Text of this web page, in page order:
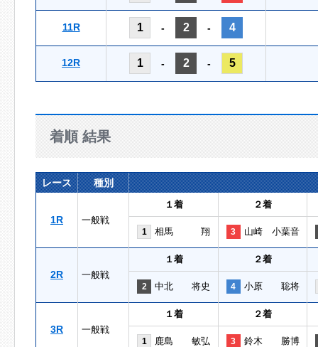
11R 1 - 2 - 4
12R 1 - 2 - 5
着順 結果
レース 種別
1R 一般戦
１着 ２着
1 相馬 翔 3 山崎 小葉音
2R 一般戦
１着 ２着
2 中北 将史 4 小原 聡将
3R 一般戦
１着 ２着
1 鹿島 敏弘 3 鈴木 勝博